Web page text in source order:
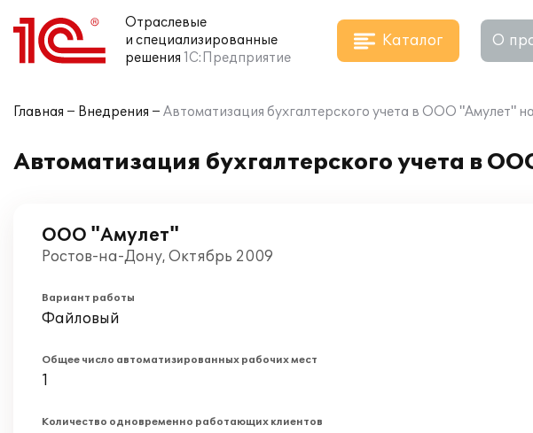
Отраслевые
и специализированные
решения 1С:Предприятие
Каталог О
Главная Внедрения Автоматизация бухгалтерского учета в ООО "Амулет"
Автоматизация бухгалтерского учета в
ООО "Амулет"
Ростов-на-Дону, Октябрь 2009
Вариант работы
Файловый
Общее число автоматизированных рабочих мест
1
Количество одновременно работающих клиентов